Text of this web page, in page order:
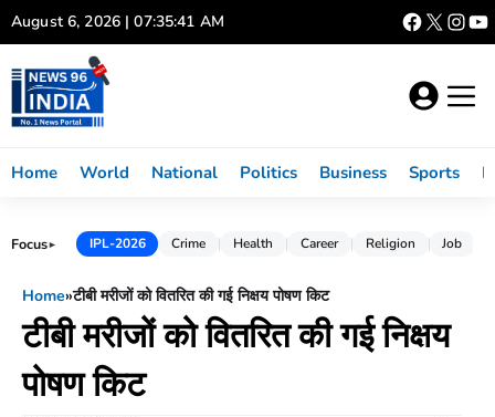
Skip
to
content
August 6, 2026 | 07:35:42 AM
Home World National Politics Business Sports
Focus► IPL-2026 Crime Health Career Religion Job
Home»टीबी मरीजों को वितरित की गई निक्षय पोषण किट
टीबी मरीजों को वितरित की गई निक्षय
पोषण किट